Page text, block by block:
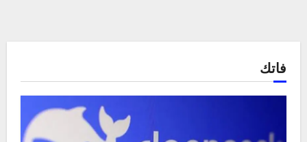
فاتك